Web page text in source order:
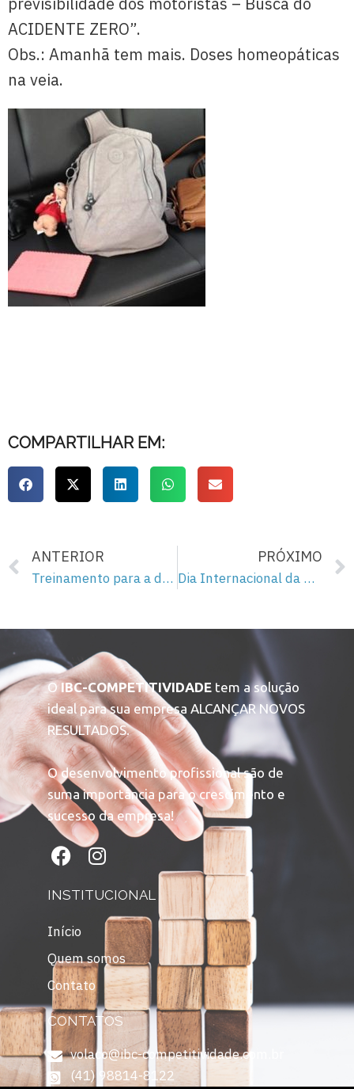
ACIDENTE ZERO”.
Obs.: Amanhã tem mais. Doses homeopáticas
na veia.
COMPARTILHAR EM:
ANTERIOR
Treinamento para a democracia – 122
PRÓXIMO
Dia Internacional da Mulher
O IBC-COMPETITIVIDADE tem a solução
ideal para sua empresa ALCANÇAR NOVOS
RESULTADOS.
O desenvolvimento profissional são de
suma importância para o crescimento e
sucesso da empresa!
INSTITUCIONAL
Início
Quem somos
Contato
CONTATOS
volaco@ibc-competitividade.com.br
(41) 98814-8122